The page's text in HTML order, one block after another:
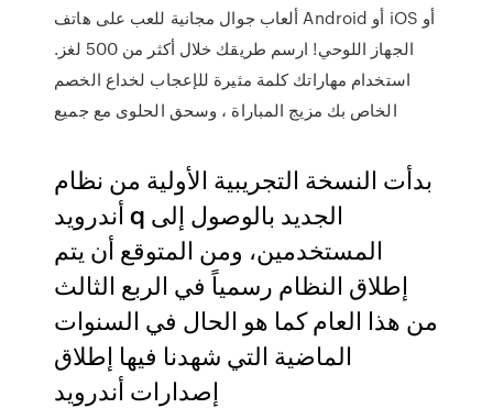
ألعاب جوال مجانية للعب على هاتف Android أو iOS أو
الجهاز اللوحي! ارسم طريقك خلال أكثر من 500 لغز.
استخدام مهاراتك كلمة مثيرة للإعجاب لخداع الخصم
الخاص بك مزيج المباراة ، وسحق الحلوى مع جميع
بدأت النسخة التجريبية الأولية من نظام
أندرويد q الجديد بالوصول إلى
المستخدمين، ومن المتوقع أن يتم
إطلاق النظام رسمياً في الربع الثالث
من هذا العام كما هو الحال في السنوات
الماضية التي شهدنا فيها إطلاق
إصدارات أندرويد